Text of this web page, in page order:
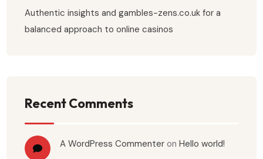
Authentic insights and gambles-zens.co.uk for a
balanced approach to online casinos
Recent Comments
A WordPress Commenter onHello world!